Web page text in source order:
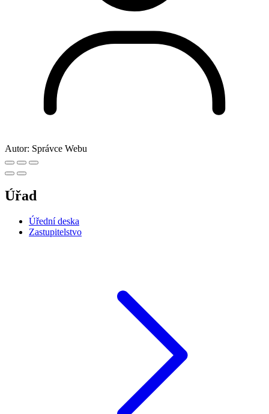
Autor: Správce Webu
Úřad
Úřední deska
Zastupitelstvo